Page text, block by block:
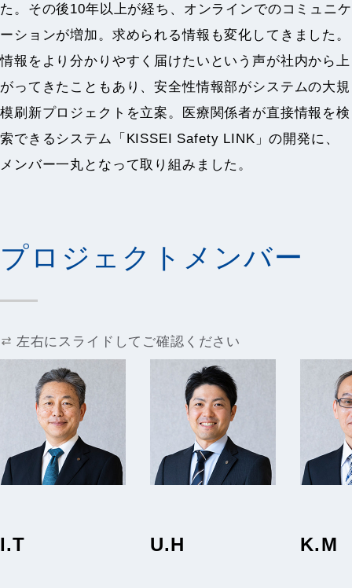
た。その後10年以上が経ち、オンラインでのコミュニケ
ーションが増加。求められる情報も変化してきました。
情報をより分かりやすく届けたいという声が社内から上
がってきたこともあり、安全性情報部がシステムの大規
模刷新プロジェクトを立案。医療関係者が直接情報を検
索できるシステム「KISSEI Safety LINK」の開発に、
メンバー一丸となって取り組みました。
プロジェクトメンバー
左右にスライドしてご確認ください
I.T U.H K.M